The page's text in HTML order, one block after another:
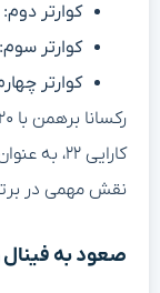
کوارتر دوم:
کوارتر سوم:
کوارتر
کارایی
نقش مهمی در
صعود به فینال